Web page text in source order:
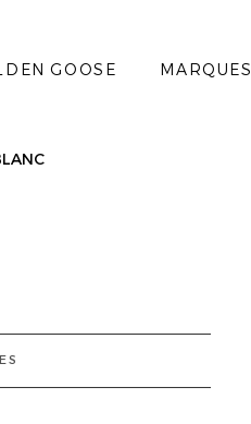
GOOSE MARQUES